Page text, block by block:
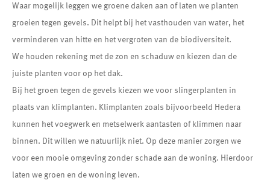
Waar mogelijk leggen we groene daken aan of laten we planten
groeien tegen gevels. Dit helpt bij het vasthouden van water, het
verminderen van hitte en het vergroten van de biodiversiteit.
We houden rekening met de zon en schaduw en kiezen dan de
juiste planten voor op het dak.
Bij het groen tegen de gevels kiezen we voor slingerplanten in
plaats van klimplanten. Klimplanten zoals bijvoorbeeld Hedera
kunnen het voegwerk en metselwerk aantasten of klimmen naar
binnen. Dit willen we natuurlijk niet. Op deze manier zorgen we
voor een mooie omgeving zonder schade aan de woning. Hierdoor
laten we groen en de woning leven.